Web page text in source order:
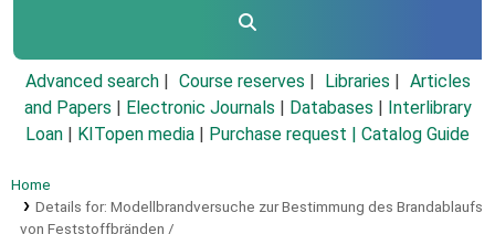
Advanced search Course reserves Libraries
Articles
and Papers
Electronic Journals Databases
Interlibrary
Loan
KITopen media Purchase request | Catalog Guide
Home
Details for: Modellbrandversuche zur Bestimmung des Brandablaufs
von Feststoffbränden /